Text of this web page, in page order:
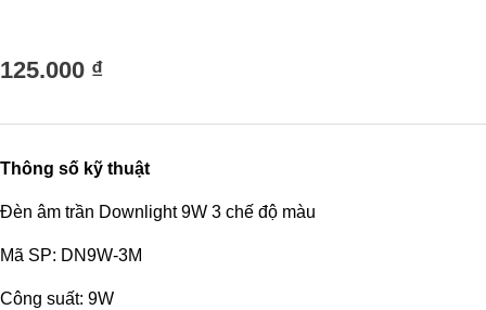
125.000 ₫
Thông số kỹ thuật
Đèn âm trần Downlight 9W 3 chế độ màu
Mã SP: DN9W-3M
Công suất: 9W